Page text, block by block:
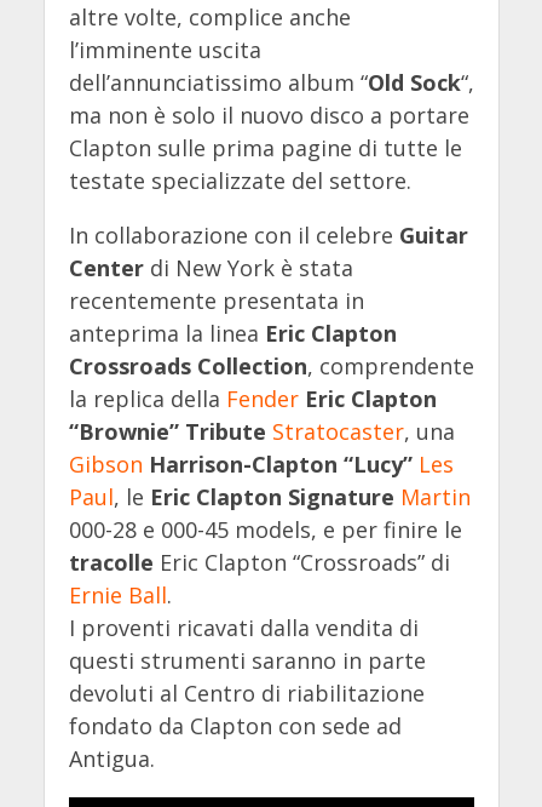
altre volte, complice anche
l’imminente uscita
dell’annunciatissimo album “Old Sock“,
ma non è solo il nuovo disco a portare
Clapton sulle prima pagine di tutte le
testate specializzate del settore.
In collaborazione con il celebre Guitar
Centerdi New York è stata
recentemente presentata in
anteprima la linea Eric Clapton
Crossroads Collection, comprendente
la replica della Fender Eric Clapton
“Brownie” Tribute Stratocaster, una
Gibson Harrison-Clapton “Lucy” Les
Paul, le Eric Clapton Signature Martin
000-28 e 000-45 models, e per finire le
tracolle Eric Clapton “Crossroads” di
Ernie Ball.
I proventi ricavati dalla vendita di
questi strumenti saranno in parte
devoluti al Centro di riabilitazione
fondato da Clapton con sede ad
Antigua.